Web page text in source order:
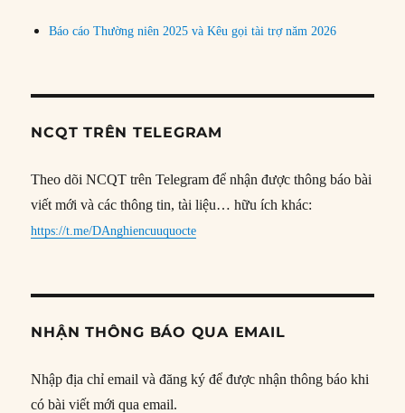
Báo cáo Thường niên 2025 và Kêu gọi tài trợ năm 2026
NCQT TRÊN TELEGRAM
Theo dõi NCQT trên Telegram để nhận được thông báo bài
viết mới và các thông tin, tài liệu… hữu ích khác:
https://t.me/DAnghiencuuquocte
NHẬN THÔNG BÁO QUA EMAIL
Nhập địa chỉ email và đăng ký để được nhận thông báo khi
có bài viết mới qua email.